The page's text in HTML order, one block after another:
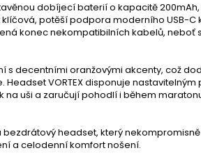
dobíjecí baterií o kapacitě
potěší podpora moderního USB-C
konec nekompatibilních kabelů, neboť
s decentními oranžovými akcenty, což
VORTEX disponuje nastavitelným
na uši a zaručují pohodlí i během
headset, který
a celodenní komfort nošení.